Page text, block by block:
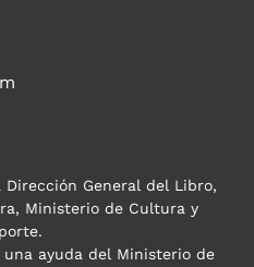
General del Libro,
Ministerio de Cultura y
ayuda del Ministerio de